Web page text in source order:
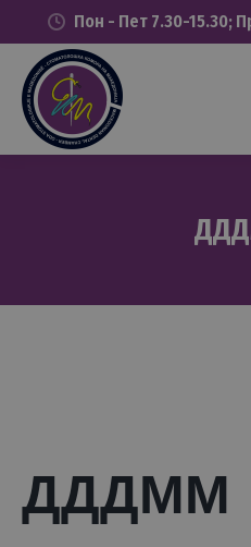
Пон - Пет 7.30-15.30;
ДДДММ